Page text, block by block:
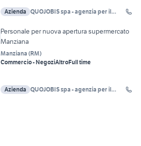
Azienda QUOJOBIS spa - agenzia per il
Personale per nuova apertura supermercato
Manziana
Manziana (RM)
Commercio - NegoziAltroFull time
Azienda QUOJOBIS spa - agenzia per il